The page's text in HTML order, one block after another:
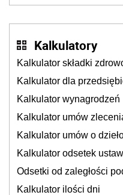
Kalkulatory
Kalkulator składki
Kalkulator dla
Kalkulator wynagrodzeń
Kalkulator umów
Kalkulator umów o
Kalkulator odsetek
Odsetki od zaległości
Kalkulator ilości dni